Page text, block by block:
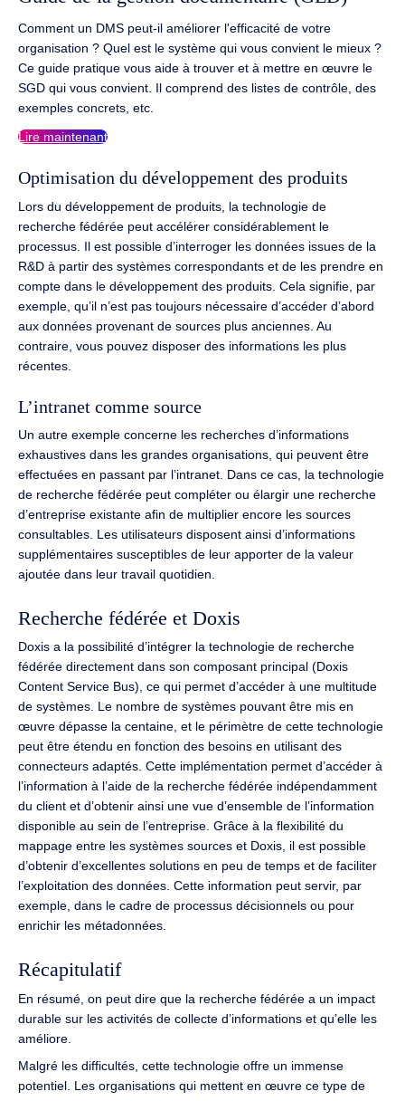
Comment un DMS peut-il améliorer l'efficacité de votre
organisation ? Quel est le système qui vous convient le mieux ?
Ce guide pratique vous aide à trouver et à mettre en œuvre le
SGD qui vous convient. Il comprend des listes de contrôle, des
exemples concrets, etc.
Lire maintenant
Optimisation du développement des produits
Lors du développement de produits, la technologie de
recherche fédérée peut accélérer considérablement le
processus. Il est possible d’interroger les données issues de la
R&D à partir des systèmes correspondants et de les prendre en
compte dans le développement des produits. Cela signifie, par
exemple, qu’il n’est pas toujours nécessaire d’accéder d’abord
aux données provenant de sources plus anciennes. Au
contraire, vous pouvez disposer des informations les plus
récentes.
L’intranet comme source
Un autre exemple concerne les recherches d’informations
exhaustives dans les grandes organisations, qui peuvent être
effectuées en passant par l’intranet. Dans ce cas, la technologie
de recherche fédérée peut compléter ou élargir une recherche
d’entreprise existante afin de multiplier encore les sources
consultables. Les utilisateurs disposent ainsi d’informations
supplémentaires susceptibles de leur apporter de la valeur
ajoutée dans leur travail quotidien.
Recherche fédérée et Doxis
Doxis a la possibilité d’intégrer la technologie de recherche
fédérée directement dans son composant principal (Doxis
Content Service Bus), ce qui permet d’accéder à une multitude
de systèmes. Le nombre de systèmes pouvant être mis en
œuvre dépasse la centaine, et le périmètre de cette technologie
peut être étendu en fonction des besoins en utilisant des
connecteurs adaptés. Cette implémentation permet d’accéder à
l’information à l’aide de la recherche fédérée indépendamment
du client et d’obtenir ainsi une vue d’ensemble de l’information
disponible au sein de l’entreprise. Grâce à la flexibilité du
mappage entre les systèmes sources et Doxis, il est possible
d’obtenir d’excellentes solutions en peu de temps et de faciliter
l’exploitation des données. Cette information peut servir, par
exemple, dans le cadre de processus décisionnels ou pour
enrichir les métadonnées.
Récapitulatif
En résumé, on peut dire que la recherche fédérée a un impact
durable sur les activités de collecte d’informations et qu’elle les
améliore.
Malgré les difficultés, cette technologie offre un immense
potentiel. Les organisations qui mettent en œuvre ce type de